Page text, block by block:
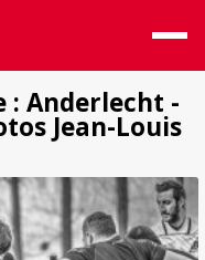
: Anderlecht -
Jean-Louis